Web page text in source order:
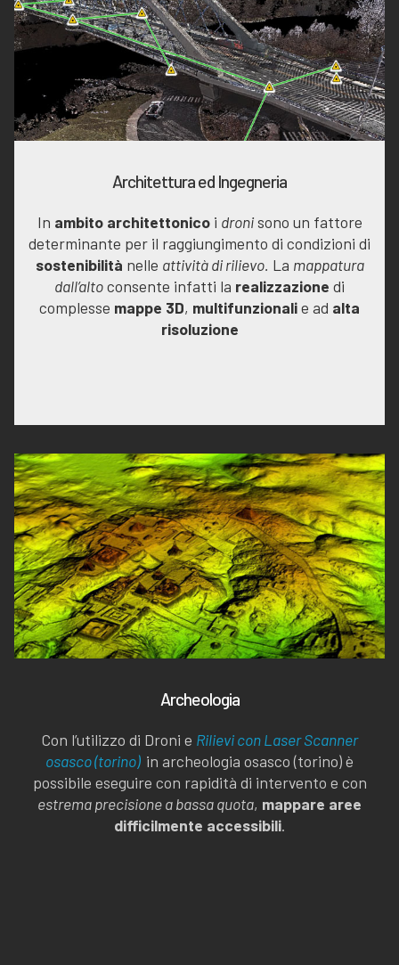
Architettura ed Ingegneria
In ambito architettonicoi dronisono un fattore
determinante per il raggiungimento di condizioni di
sostenibilità nelle attività di rilievo. La mappatura
dall’altoconsente infatti la realizzazione di
complesse mappe 3D, multifunzionalie ad alta
risoluzione
Archeologia
Con l’utilizzo di Droni e Rilievi con Laser Scanner
osasco (torino) in archeologia osasco (torino) è
possibile eseguire con rapidità di intervento e con
estrema precisione a bassa quota, mappare aree
difficilmente accessibili.